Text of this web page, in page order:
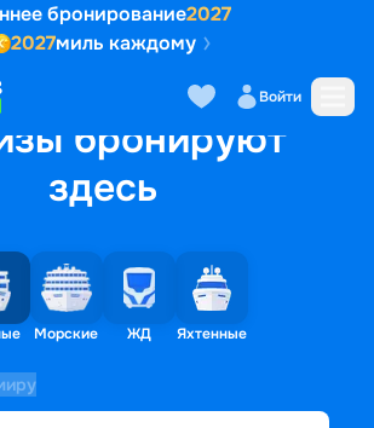
бронирование2027
2027миль каждому
Войти
бронируют
здесь
Морские ЖД Яхтенные